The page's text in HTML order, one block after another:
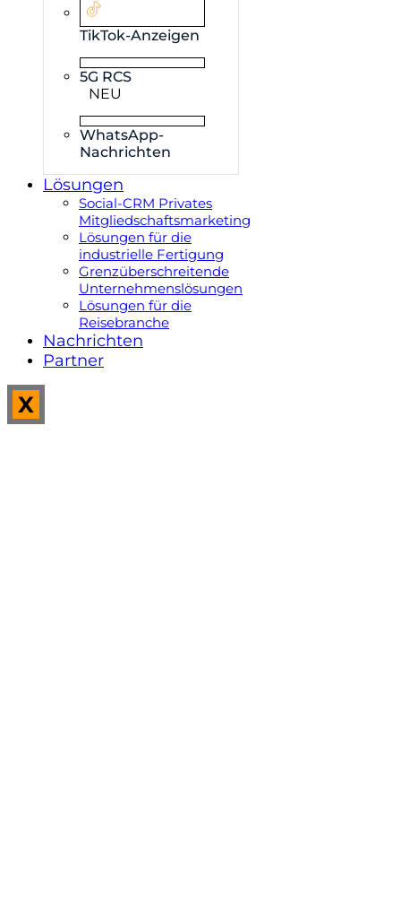
TikTok-Anzeigen
5G RCS
NEU
WhatsApp-
Nachrichten
Lösungen
Social-CRM Privates
Mitgliedschaftsmarketing
Lösungen für die
industrielle Fertigung
Grenzüberschreitende
Unternehmenslösungen
Lösungen für die
Reisebranche
Nachrichten
Partner
X